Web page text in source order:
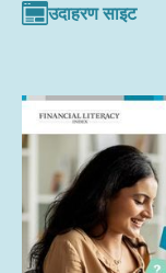
उदाहरण साइट